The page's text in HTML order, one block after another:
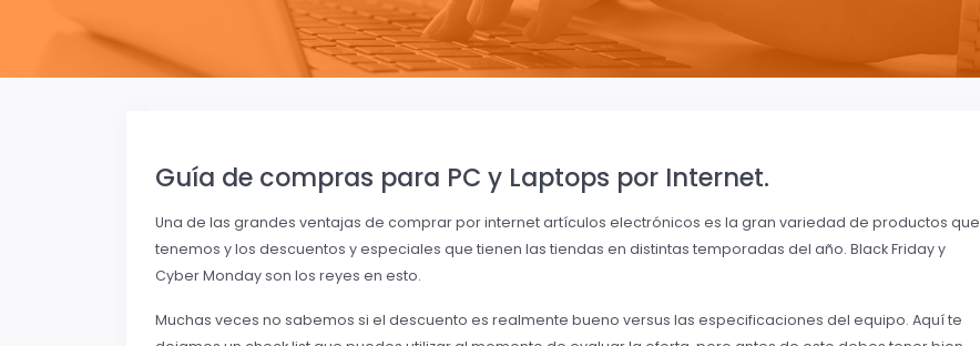
Guía de compras para PC y Laptops por Internet.
Una de las grandes ventajas de comprar por internet artículos electrónicos es la gran variedad de productos que
tenemos y los descuentos y especiales que tienen las tiendas en distintas temporadas del año. Black Friday y
Cyber Monday son los reyes en esto.
Muchas veces no sabemos si el descuento es realmente bueno versus las especificaciones del equipo. Aquí te